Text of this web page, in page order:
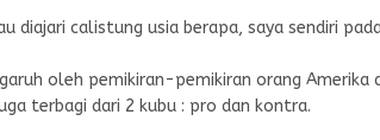
diajari calistung usia berapa, saya sendiri
oleh pemikiran-pemikiran orang Amerika
terbagi dari 2 kubu : pro dan kontra.